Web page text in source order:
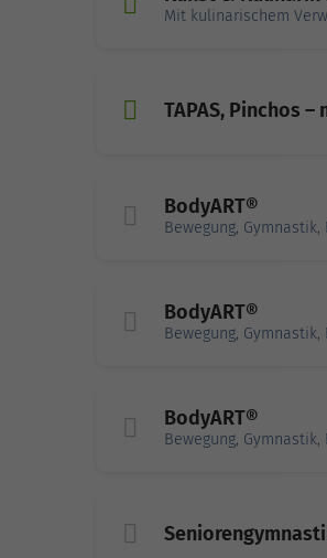
Mit kulinarischem
TAPAS, Pinchos
BodyART®
Bewegung, Gymnastik,
BodyART®
Bewegung, Gymnastik,
BodyART®
Bewegung, Gymnastik,